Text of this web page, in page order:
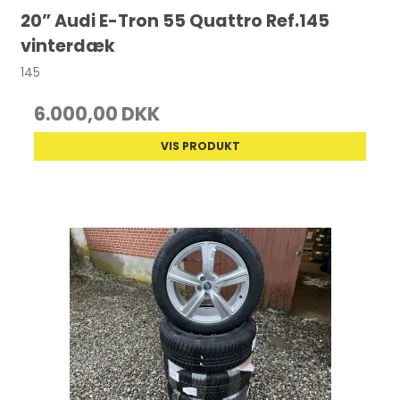
20” Audi E-Tron 55 Quattro Ref.145
vinterdæk
145
6.000,00 DKK
VIS PRODUKT